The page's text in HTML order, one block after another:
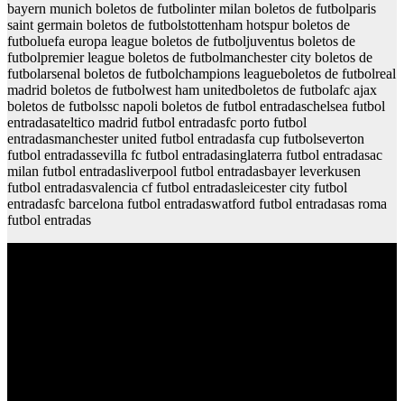
bayern munich boletos de futbolinter milan boletos de futbolparis
saint germain boletos de futbolstottenham hotspur boletos de
futboluefa europa league boletos de futboljuventus boletos de
futbolpremier league boletos de futbolmanchester city boletos de
futbolarsenal boletos de futbolchampions leagueboletos de futbolreal
madrid boletos de futbolwest ham unitedboletos de futbolafc ajax
boletos de futbolssc napoli boletos de futbol entradaschelsea futbol
entradasateltico madrid futbol entradasfc porto futbol
entradasmanchester united futbol entradasfa cup futbolseverton
futbol entradassevilla fc futbol entradasinglaterra futbol entradasac
milan futbol entradasliverpool futbol entradasbayer leverkusen
futbol entradasvalencia cf futbol entradasleicester city futbol
entradasfc barcelona futbol entradaswatford futbol entradasas roma
futbol entradas